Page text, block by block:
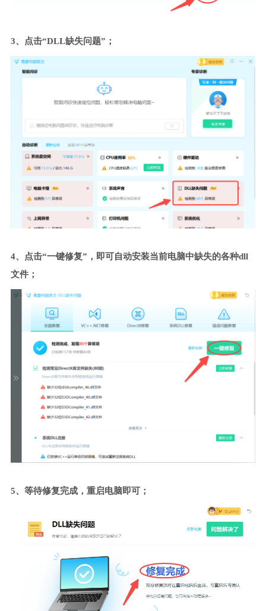
3、点击“DLL缺失问题”；
4、点击“一键修复”，即可自动安装当前电脑中缺失的各种dll
文件；
5、等待修复完成，重启电脑即可；